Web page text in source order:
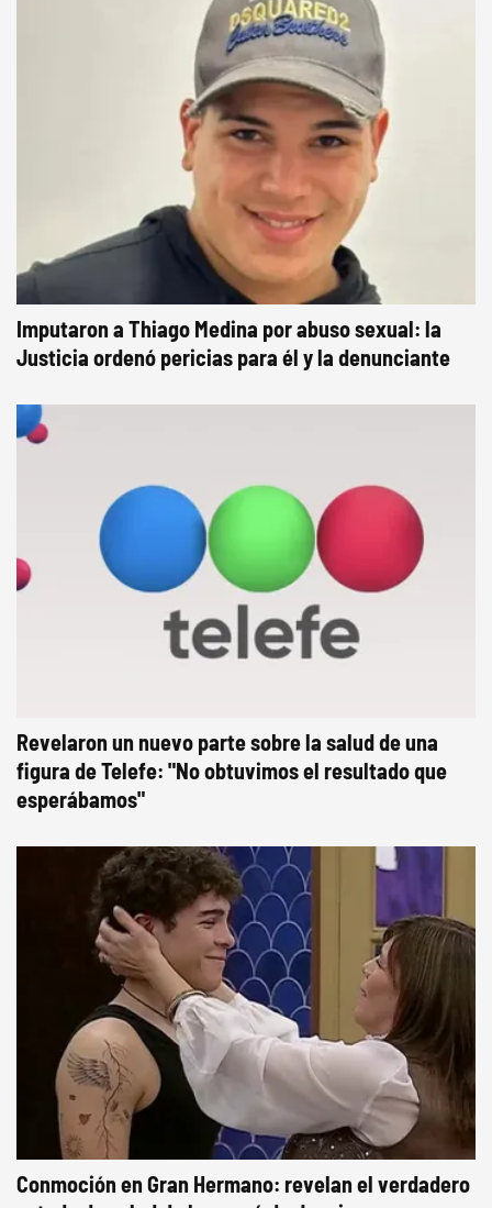
Imputaron a Thiago Medina por abuso sexual: la
Justicia ordenó pericias para él y la denunciante
Revelaron un nuevo parte sobre la salud de una
figura de Telefe: "No obtuvimos el resultado que
esperábamos"
Conmoción en Gran Hermano: revelan el verdadero